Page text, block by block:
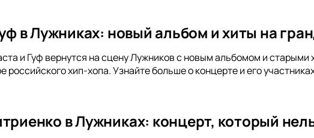
в Лужниках: новый альбом и хиты на
и Гуф вернутся на сцену Лужников с новым альбомом и старыми
российского хип-хопа. Узнайте больше о концерте и его
в Лужниках: концерт, который